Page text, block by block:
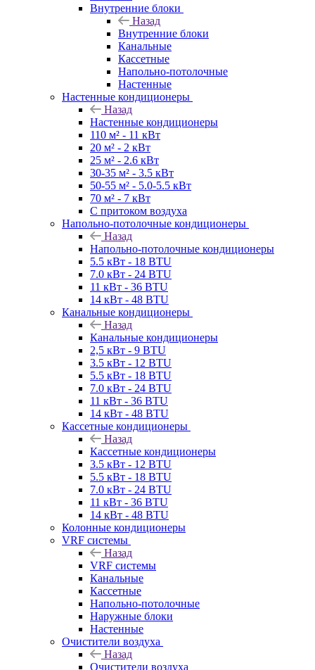
Внутренние блоки
Назад
Внутренние блоки
Канальные
Кассетные
Напольно-потолочные
Настенные
Настенные кондиционеры
Назад
Настенные кондиционеры
110 м² - 11 кВт
20 м² - 2 кВт
25 м² - 2.6 кВт
30-35 м² - 3.5 кВт
50-55 м² - 5.0-5.5 кВт
70 м² - 7 кВт
С притоком воздуха
Напольно-потолочные кондиционеры
Назад
Напольно-потолочные кондиционеры
5.5 кВт - 18 BTU
7.0 кВт - 24 BTU
11 кВт - 36 BTU
14 кВт - 48 BTU
Канальные кондиционеры
Назад
Канальные кондиционеры
2,5 кВт - 9 BTU
3.5 кВт - 12 BTU
5.5 кВт - 18 BTU
7.0 кВт - 24 BTU
11 кВт - 36 BTU
14 кВт - 48 BTU
Кассетные кондиционеры
Назад
Кассетные кондиционеры
3.5 кВт - 12 BTU
5.5 кВт - 18 BTU
7.0 кВт - 24 BTU
11 кВт - 36 BTU
14 кВт - 48 BTU
Колонные кондиционеры
VRF системы
Назад
VRF системы
Канальные
Кассетные
Напольно-потолочные
Наружные блоки
Настенные
Очистители воздуха
Назад
Очистители воздуха